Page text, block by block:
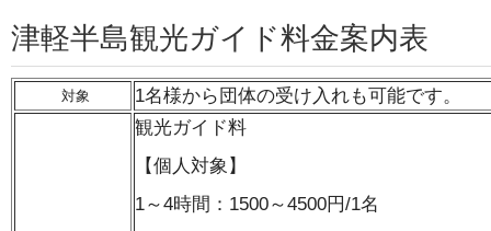
津軽半島観光ガイド料金案内表
対象 1名様から団体の受け入れも可能です。
観光ガイド料
【個人対象】
1～4時間：1500～4500円/1名